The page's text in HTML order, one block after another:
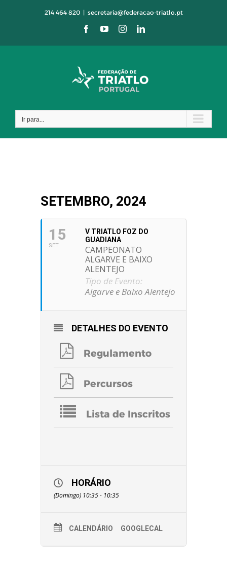
214 464 820 | secretaria@federacao-triatlo.pt
FacebookYouTubeInstagramLinkedIn
Ir para...
SETEMBRO, 2024
15
SET
V TRIATLO FOZ DO
GUADIANA
CAMPEONATO
ALGARVE E BAIXO
ALENTEJO
Tipo de Evento:
Algarve e Baixo Alentejo
DETALHES DO EVENTO
Regulamento
Percursos
Lista de Inscritos
HORÁRIO
(Domingo) 10:35 - 10:35
CALENDÁRIO GOOGLECAL